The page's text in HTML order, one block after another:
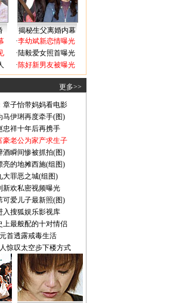
揭秘生父离婚内幕
·李幼斌新恋情曝光
·陆毅爱女照首曝光
·陈好新男友被曝光
更多>>
章子怡带妈妈看电影
马伊琍再度牵手(图)
忠祥十年后再携手
豪老公为家产求生子
酒瞬间惨被抓拍(图)
亮的地摊西施(组图)
大罪恶之城(组图)
新欢私密视频曝光
可爱儿子最新照(图)
入搜狐娱乐影视库
上最般配的十对情侣
首透露戒毒生活
惊叹太空步下楼方式